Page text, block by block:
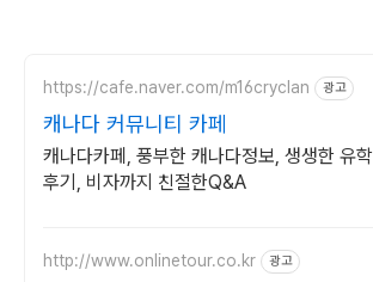
https://cafe.naver.com/m16cryclan 광고
캐나다 커뮤니티 카페
캐나다카페, 풍부한 캐나다정보, 생생한 유학
후기, 비자까지 친절한Q&A
http://www.onlinetour.co.kr 광고